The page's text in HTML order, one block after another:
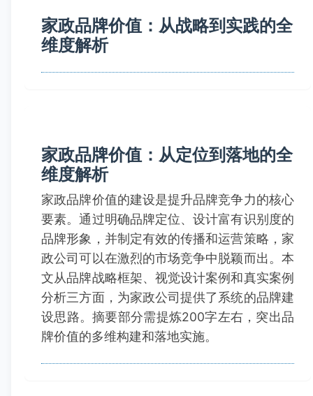
家政品牌价值：从战略到实践的全
维度解析
家政品牌价值：从定位到落地的全
维度解析
家政品牌价值的建设是提升品牌竞争力的核心
要素。通过明确品牌定位、设计富有识别度的
品牌形象，并制定有效的传播和运营策略，家
政公司可以在激烈的市场竞争中脱颖而出。本
文从品牌战略框架、视觉设计案例和真实案例
分析三方面，为家政公司提供了系统的品牌建
设思路。摘要部分需提炼200字左右，突出品
牌价值的多维构建和落地实施。